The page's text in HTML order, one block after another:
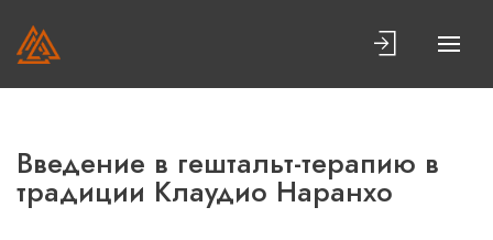
Введение в гештальт-терапию в
традиции Клаудио Наранхо